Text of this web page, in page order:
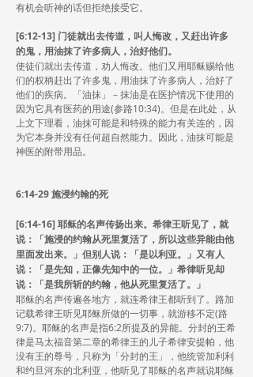
有机会听神的话但拒绝接受它。
[6:12-13] 门徒就出去传道，叫人悔改，又赶出许多
的鬼，用油抹了许多病人，治好他们。
使徒们就出去传道，劝人悔改。他们又用耶稣赐给他
们的权柄赶出了许多鬼，用油抹了许多病人，治好了
他们的疾病。「油抹」－抹油是在医护情况下使用的
因为它具有医药的用途(参路10:34)。但是在此处，从
上文下理看，油抹可能是和特殊的能力有关连的，因
为它本身并没有任何超自然能力。因此，油抹可能是
神医的附带用品。
6:14-29 施浸约翰的死
[6:14-16] 耶稣的名声传扬出来。希律王听见了，就
说：「施浸的约翰从死里复活了，所以这些异能由他
里面发出来。」但别人说：「是以利亚。」又有人
说：「是先知，正像先知中的一位。」希律听见却
说：「是我所斩的约翰，他从死里复活了。」
耶稣的名声传遍各地方，就连希律王都听到了。路加
记载希律王听见耶稣所做的一切事，就游移不定(路
9:7)。耶稣的名声是指6:2所提及的异能。分封的王希
律是马太福音第二章的希律王的儿子希律安提帕，他
没有王的尊号，只称为「分封的王」，他统管加利利
和约旦河东的北利亚，他听见了耶稣的名声就说耶稣